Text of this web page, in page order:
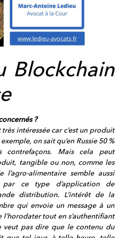
Blockchain
?
intéressée car c’est un produit
on sait qu’en Russie 50 %
contrefaçons. Mais cela peut
tangible ou non, comme les
l’agro-alimentaire semble aussi
par ce type d’application de
distribution. L’intérêt de la
qui envoie un message à un
tout en s’authentifiant
veut pas dire que le contenu du